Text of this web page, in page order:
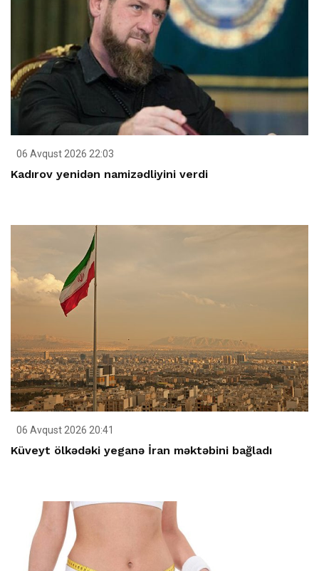
06 Avqust 2026 22:03
Kadırov yenidən namizədliyini verdi
06 Avqust 2026 20:41
Küveyt ölkədəki yeganə İran məktəbini bağladı